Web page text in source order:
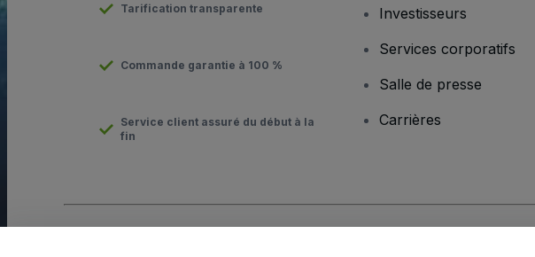
Tarification transparente
Commande garantie à 100 %
Service client assuré du début à la
fin
Investisseurs
Services corporatifs
Salle de presse
Carrières